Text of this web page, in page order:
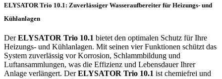
ELYSATOR Trio 10.1: Zuverlässiger Wasseraufbereiter für Heizungs- und
Kühlanlagen
DerELYSATOR Trio 10.1 bietet den optimalen Schutz für Ihre
Heizungs- und Kühlanlagen. Mit seinen vier Funktionen schützt das
System zuverlässig vor Korrosion, Schlammbildung und
Luftansammlungen, was die Effizienz und Lebensdauer Ihrer
Anlage verlängert. DerELYSATOR Trio 10.1 ist chemiefrei und